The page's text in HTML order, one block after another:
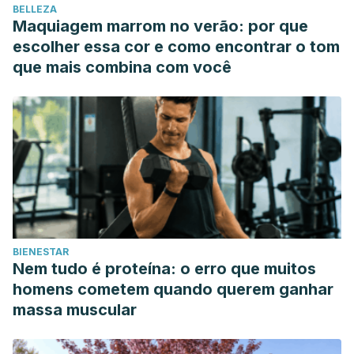
Quito, periodo académico 2016. (Bachelor Thesis)
Ramírez Cueva, I., & Susanibar Escobar, L. M. (2021). Los
libros sensoriales inspirados en el método Montessori para
niños del jardín 384 rosa de américa–Valdivia en Santa
María. (Bachelor Thesis)
BELLEZA
Maquiagem marrom no verão: por que
escolher essa cor e como encontrar o tom
que mais combina com você
BIENESTAR
Nem tudo é proteína: o erro que muitos
homens cometem quando querem ganhar
massa muscular